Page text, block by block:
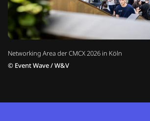
Networking Area der CMCX 2026 in Köln
© Event Wave / W&V